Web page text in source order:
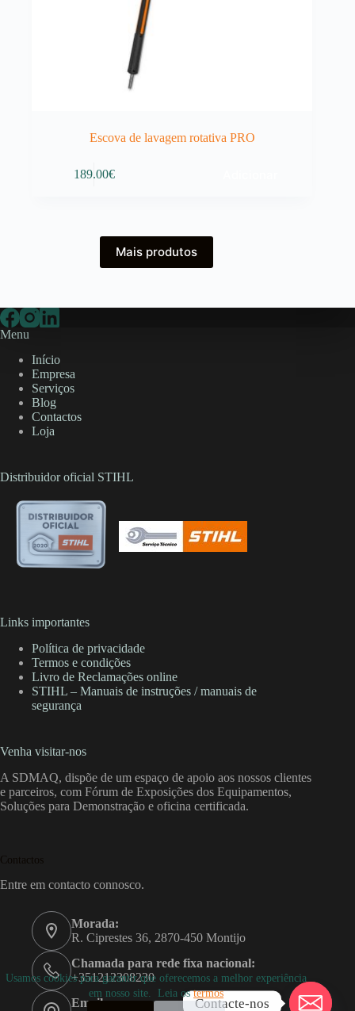
Usamos cookies para garantir que oferecemos a melhor experiência
em nosso site. Leia ostermos
Escova de lavagem rotativa PRO
189.00€
Mais produtos
Menu
Início
Empresa
Serviços
Blog
Contactos
Loja
Distribuidor oficial STIHL
Links importantes
Política de privacidade
Termos e condições
Livro de Reclamações online
STIHL – Manuais de instruções / manuais de
segurança
Venha visitar-nos
A SDMAQ, dispõe de um espaço de apoio aos nossos clientes
e parceiros, com Fórum de Exposições dos Equipamentos,
Soluções para Demonstração e oficina certificada.
Contactos
Entre em contacto connosco.
Morada:
R. Ciprestes 36, 2870-450 Montijo
Chamada para rede fixa nacional:
+351212308230
Email:
Contacte-nos